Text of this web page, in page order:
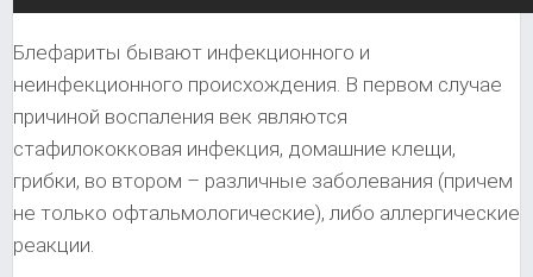
Блефариты бывают инфекционного и
неинфекционного происхождения. В первом случае
причиной воспаления век являются
стафилококковая инфекция, домашние клещи,
грибки, во втором – различные заболевания (причем
не только офтальмологические), либо аллергические
реакции.